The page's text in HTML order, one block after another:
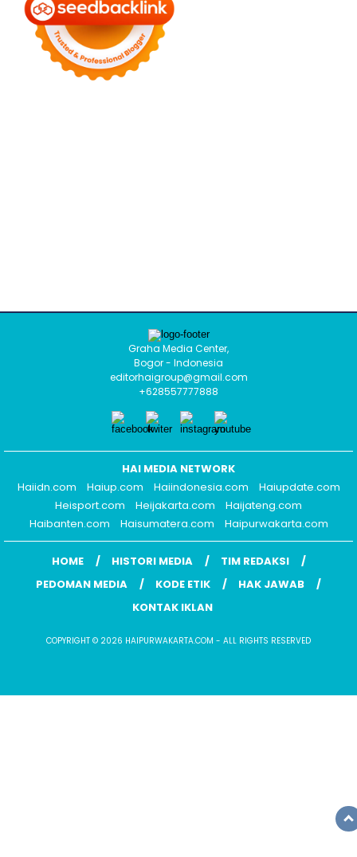
Graha Media Center,
Bogor - Indonesia
editorhaigroup@gmail.com
+628557777888
HAI MEDIA NETWORK
Haiidn.com
Haiup.com Haiindonesia.com
Haiupdate.com
Heisport.com
Heijakarta.com
Haijateng.com
Haibanten.com
Haisumatera.com Haipurwakarta.com
HOME HISTORI MEDIA
TIM REDAKSI
PEDOMAN MEDIA
KODE ETIK
HAK JAWAB
KONTAK IKLAN
COPYRIGHT © 2026 HAIPURWAKARTA.COM - ALL RIGHTS RESERVED